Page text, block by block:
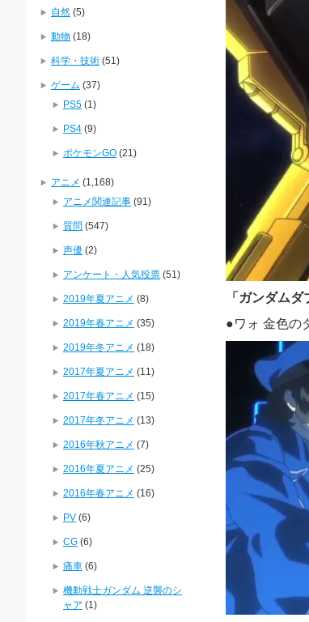
「 ガンダムダ
●ワォ金色の
自然 (5)
動物 (18)
科学・技術 (51)
ゲーム (37)
PS5 (1)
PS4 (9)
ポケモンGO (21)
アニメ (1,168)
アニメ関連記事 (91)
質問 (547)
声優 (2)
アンケート・人気投票 (51)
2019年夏アニメ (8)
2019年春アニメ (35)
2019年冬アニメ (18)
2017年夏アニメ (11)
2017年春アニメ (15)
2017年冬アニメ (13)
2016年秋アニメ (7)
2016年夏アニメ (25)
2016年春アニメ (16)
PV (6)
CG (6)
痛車 (6)
機動戦士ガンダム 逆襲のシ
ャア (1)